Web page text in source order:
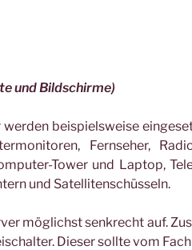
und Bildschirme)
werden beispielsweise
Fernseher,
Tower und Laptop,
und Satellitenschüsseln.
möglichst senkrecht auf.
Dieser sollte vom